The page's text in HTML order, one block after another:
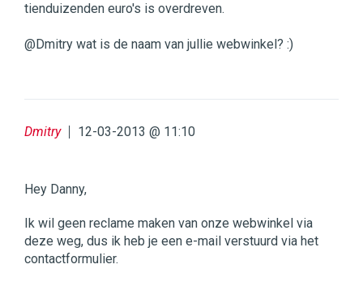
tienduizenden euro's is overdreven.
@Dmitry wat is de naam van jullie webwinkel? :)
Dmitry 12-03-2013 @ 11:10
Hey Danny,
Ik wil geen reclame maken van onze webwinkel via
deze weg, dus ik heb je een e-mail verstuurd via het
contactformulier.